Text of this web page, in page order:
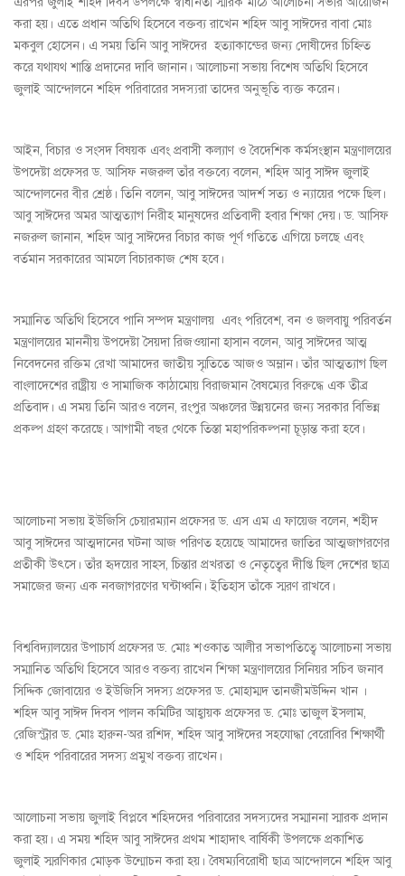
করা হয়। এতে প্রধান অতিথি হিসেবে বক্তব্য রাখেন শহিদ আবু সাঈদের বাবা মোঃ
মকবুল হোসেন। এ সময় তিনি আবু সাঈদের হত্যাকান্ডের জন্য দোষীদের চিহ্নিত
করে যথাযথ শাস্তি প্রদানের দাবি জানান। আলোচনা সভায় বিশেষ অতিথি হিসেবে
জুলাই আন্দোলনে শহিদ পরিবারের সদস্যরা তাদের অনুভূতি ব্যক্ত করেন।
আইন, বিচার ও সংসদ বিষয়ক এবং প্রবাসী কল্যাণ ও বৈদেশিক কর্মসংস্থান মন্ত্রণালয়ের
উপদেষ্টা প্রফেসর ড. আসিফ নজরুল তাঁর বক্তব্যে বলেন, শহিদ আবু সাঈদ জুলাই
আন্দোলনের বীর শ্রেষ্ঠ। তিনি বলেন, আবু সাঈদের আদর্শ সত্য ও ন্যায়ের পক্ষে ছিল।
আবু সাঈদের অমর আত্মত্যাগ নিরীহ মানুষদের প্রতিবাদী হবার শিক্ষা দেয়। ড. আসিফ
নজরুল জানান, শহিদ আবু সাঈদের বিচার কাজ পূর্ণ গতিতে এগিয়ে চলছে এবং
বর্তমান সরকারের আমলে বিচারকাজ শেষ হবে।
সম্মানিত অতিথি হিসেবে পানি সম্পদ মন্ত্রণালয় এবং পরিবেশ, বন ও জলবায়ু পরিবর্তন
মন্ত্রণালয়ের মাননীয় উপদেষ্টা সৈয়দা রিজওয়ানা হাসান বলেন, আবু সাঈদের আত্ম
নিবেদনের রক্তিম রেখা আমাদের জাতীয় স্মৃতিতে আজও অম্লান। তাঁর আত্মত্যাগ ছিল
বাংলাদেশের রাষ্ট্রীয় ও সামাজিক কাঠামোয় বিরাজমান বৈষম্যের বিরুদ্ধে এক তীব্র
প্রতিবাদ। এ সময় তিনি আরও বলেন, রংপুর অঞ্চলের উন্নয়নের জন্য সরকার বিভিন্ন
প্রকল্প গ্রহণ করেছে। আগামী বছর থেকে তিস্তা মহাপরিকল্পনা চূড়ান্ত করা হবে।
আলোচনা সভায় ইউজিসি চেয়ারম্যান প্রফেসর ড. এস এম এ ফায়েজ বলেন, শহীদ
আবু সাঈদের আত্মদানের ঘটনা আজ পরিণত হয়েছে আমাদের জাতির আত্মজাগরণের
প্রতীকী উৎসে। তাঁর হৃদয়ের সাহস, চিন্তার প্রখরতা ও নেতৃত্বের দীপ্তি ছিল দেশের ছাত্র
সমাজের জন্য এক নবজাগরণের ঘন্টাধ্বনি। ইতিহাস তাঁকে স্মরণ রাখবে।
বিশ্ববিদ্যালয়ের উপাচার্য প্রফেসর ড. মোঃ শওকাত আলীর সভাপতিত্বে আলোচনা সভায়
সম্মানিত অতিথি হিসেবে আরও বক্তব্য রাখেন শিক্ষা মন্ত্রণালয়ের সিনিয়র সচিব জনাব
সিদ্দিক জোবায়ের ও ইউজিসি সদস্য প্রফেসর ড. মোহাম্মদ তানজীমউদ্দিন খান ।
শহিদ আবু সাঈদ দিবস পালন কমিটির আহ্বায়ক প্রফেসর ড. মোঃ তাজুল ইসলাম,
রেজিস্ট্রার ড. মোঃ হারুন-অর রশিদ, শহিদ আবু সাঈদের সহযোদ্ধা বেরোবির শিক্ষার্থী
ও শহিদ পরিবারের সদস্য প্রমুখ বক্তব্য রাখেন।
আলোচনা সভায় জুলাই বিপ্লবে শহিদদের পরিবারের সদস্যদের সম্মাননা স্মারক প্রদান
করা হয়। এ সময় শহিদ আবু সাঈদের প্রথম শাহাদাৎ বার্ষিকী উপলক্ষে প্রকাশিত
জুলাই স্মরণিকার মোড়ক উন্মোচন করা হয়। বৈষম্যবিরোধী ছাত্র আন্দোলনে শহিদ আবু